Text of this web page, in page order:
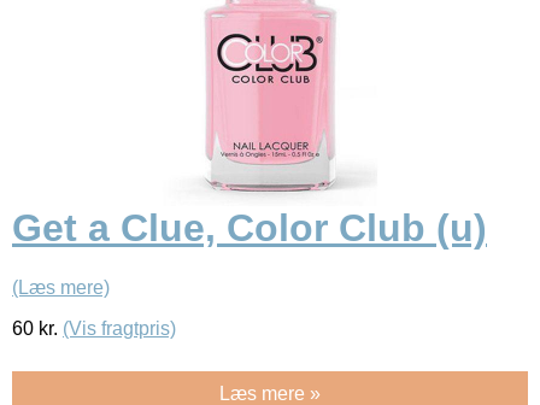
Get a Clue, Color Club (u)
(Læs mere)
60 kr. (Vis fragtpris)
Læs mere »